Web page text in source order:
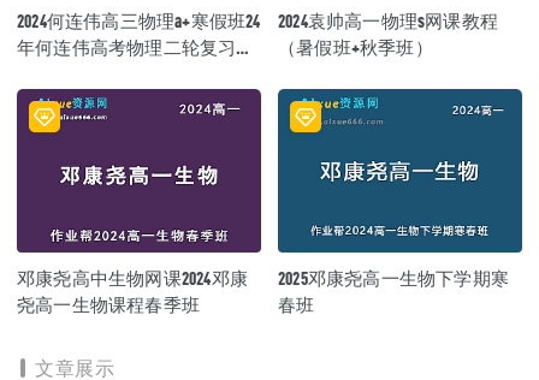
2024何连伟高三物理a+寒假班24
年何连伟高考物理二轮复习网
2024袁帅高一物理s网课教程
（暑假班+秋季班）
邓康尧高中生物网课2024邓康
尧高一生物课程春季班
2025邓康尧高一生物下学期寒
春班
文章展示